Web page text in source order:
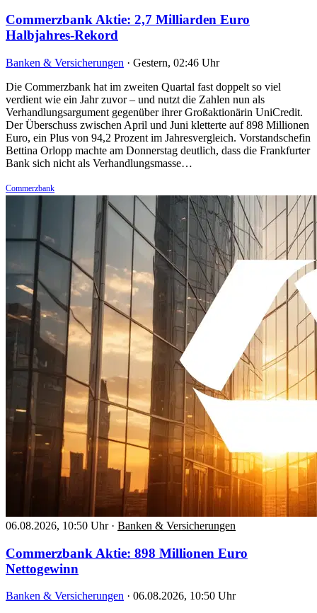
Commerzbank Aktie: 2,7 Milliarden Euro
Halbjahres-Rekord
Banken & Versicherungen · Gestern, 02:46 Uhr
Die Commerzbank hat im zweiten Quartal fast doppelt so viel
verdient wie ein Jahr zuvor – und nutzt die Zahlen nun als
Verhandlungsargument gegenüber ihrer Großaktionärin UniCredit.
Der Überschuss zwischen April und Juni kletterte auf 898 Millionen
Euro, ein Plus von 94,2 Prozent im Jahresvergleich. Vorstandschefin
Bettina Orlopp machte am Donnerstag deutlich, dass die Frankfurter
Bank sich nicht als Verhandlungsmasse…
Commerzbank
06.08.2026, 10:50 Uhr · Banken & Versicherungen
Commerzbank Aktie: 898 Millionen Euro
Nettogewinn
Banken & Versicherungen · 06.08.2026, 10:50 Uhr